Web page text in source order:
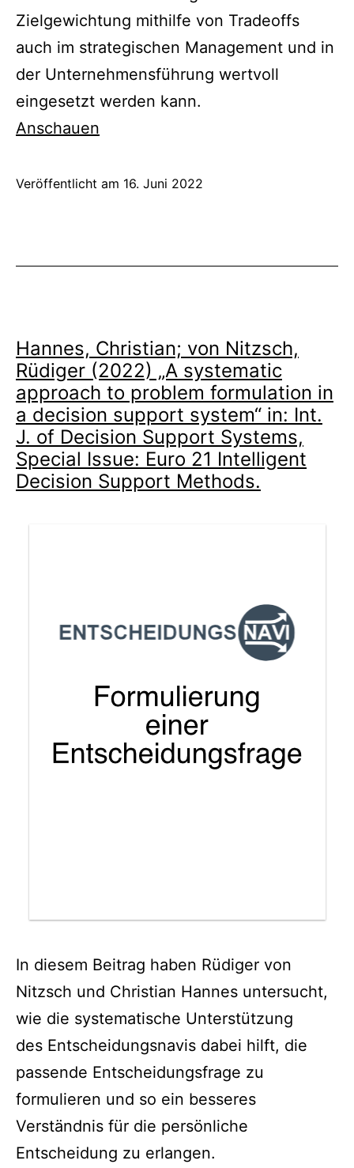
Zielgewichtung mithilfe von Tradeoffs
auch im strategischen Management und in
der Unternehmensführung wertvoll
eingesetzt werden kann.
Anschauen
Veröffentlicht am 16. Juni 2022
Hannes, Christian; von Nitzsch,
Rüdiger (2022) „A systematic
approach to problem formulation in
a decision support system“ in: Int.
J. of Decision Support Systems,
Special Issue: Euro 21 Intelligent
Decision Support Methods.
In diesem Beitrag haben Rüdiger von
Nitzsch und Christian Hannes untersucht,
wie die systematische Unterstützung
des Entscheidungsnavis dabei hilft, die
passende Entscheidungsfrage zu
formulieren und so ein besseres
Verständnis für die persönliche
Entscheidung zu erlangen.